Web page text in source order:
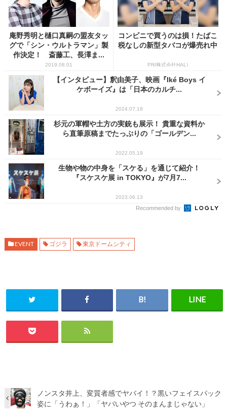
庵野秀明と樋口真嗣の盟友タッ
グで「シン・ウルトラマン」製
作決定！ 斎藤工、長澤ま...
2019.08.01
コンビニで買うのは損！たばこ
税なしの新型タバコが爆売れ中
PR(株式会社HAL)
【インタビュー】釈由美⼦、映画『Iké Boys イ
ケボーイズ』は「日本のカルチ...
2024.07.18
杉元の軍帽や土方の実銃も展示！ 貴重な資料か
ら直筆原稿までたっぷりの「ゴールデン...
2022.05.19
生物や物の中身を「スケる」を通じて紹介！
『スケスケ展 in TOKYO』が7月7...
2023.06.13
Recommended by
EVENT ゴジラ 東京ドームシティ
ノンスタ井上、変質者感でヤバイ！？黒いフェイスパック
姿に「うわぁ！」「ヤバいやつ そのまんまじゃない」